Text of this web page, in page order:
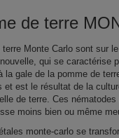
de terre
Monte Carlo sont sur
qui se caractérise
la gale de la pomme de
est le résultat de la
de terre. Ces
moins bien ou même
monte-carlo se